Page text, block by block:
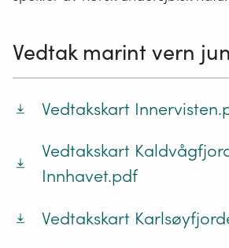
Vedtak marint vern
Vedtakskart
Vedtakskart
Innhavet.pdf
Vedtakskart